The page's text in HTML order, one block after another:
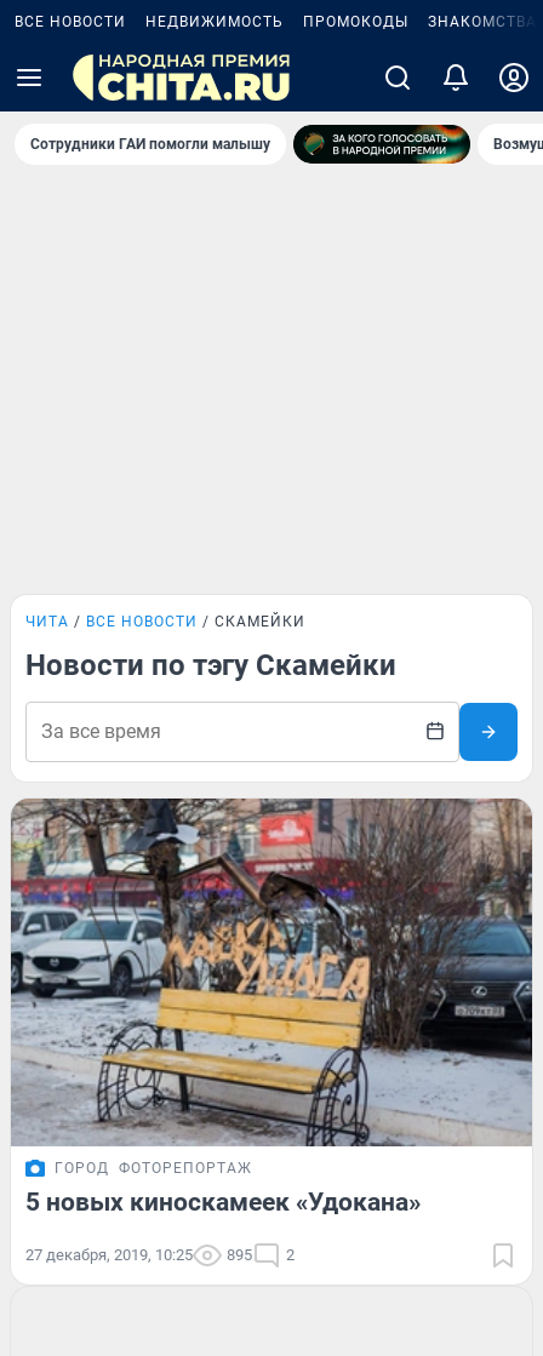
ВСЕ НОВОСТИ НЕДВИЖИМОСТЬ ПРОМОКОДЫ ЗНАКОМСТВА
Сотрудники ГАИ помогли малышу
ЧИТА ВСЕ НОВОСТИ СКАМЕЙКИ
Новости по тэгу Скамейки
ГОРОД ФОТОРЕПОРТАЖ
5 новых киноскамеек «Удокана»
27 декабря, 2019, 10:25 895 2